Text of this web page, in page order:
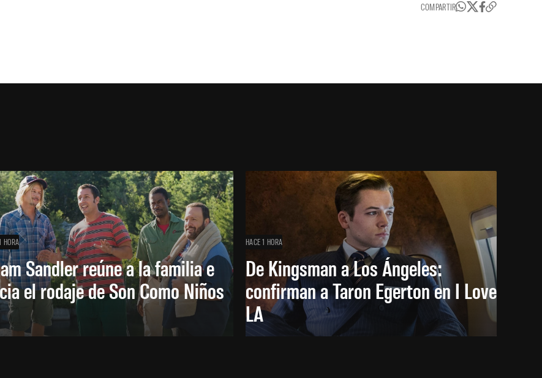
COMPARTIR
HORA
Sandler reúne a la familia e
el rodaje de Son Como Niños
HACE 1 HORA
De Kingsman a Los Ángeles:
confirman a Taron Egerton en I Love
LA